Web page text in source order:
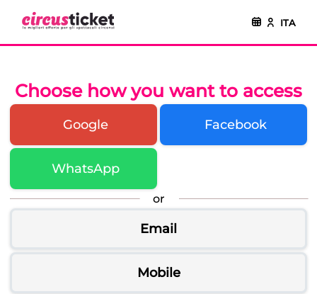
ITA
Choose how you want to access
Google Facebook
WhatsApp
or
Email
Mobile